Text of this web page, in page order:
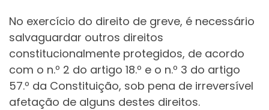
No exercício do direito de greve, é necessário
salvaguardar outros direitos
constitucionalmente protegidos, de acordo
com o n.º 2 do artigo 18.º e o n.º 3 do artigo
57.º da Constituição, sob pena de irreversível
afetação de alguns destes direitos.